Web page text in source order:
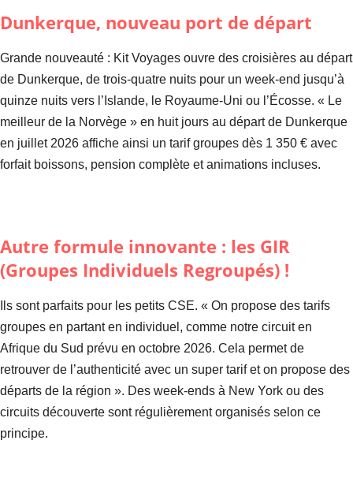
Dunkerque, nouveau port de départ
Grande nouveauté : Kit Voyages ouvre des croisières au départ
de Dunkerque, de trois-quatre nuits pour un week-end jusqu’à
quinze nuits vers l’Islande, le Royaume-Uni ou l’Écosse. « Le
meilleur de la Norvège » en huit jours au départ de Dunkerque
en juillet 2026 affiche ainsi un tarif groupes dès 1 350 € avec
forfait boissons, pension complète et animations incluses.
Autre formule innovante : les GIR
(Groupes Individuels Regroupés) !
Ils sont parfaits pour les petits CSE. « On propose des tarifs
groupes en partant en individuel, comme notre circuit en
Afrique du Sud prévu en octobre 2026. Cela permet de
retrouver de l’authenticité avec un super tarif et on propose des
départs de la région ». Des week-ends à New York ou des
circuits découverte sont régulièrement organisés selon ce
principe.